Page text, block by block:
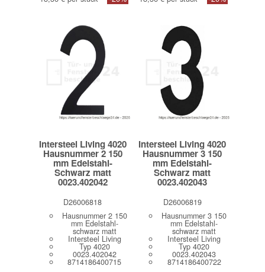
Intersteel Living 4020
Hausnummer 2 150
mm Edelstahl-
Schwarz matt
0023.402042
D26006818
Hausnummer 2 150
mm Edelstahl-
schwarz matt
Intersteel Living
Typ 4020
0023.402042
8714186400715
Intersteel Living 4020
Hausnummer 3 150
mm Edelstahl-
Schwarz matt
0023.402043
D26006819
Hausnummer 3 150
mm Edelstahl-
schwarz matt
Intersteel Living
Typ 4020
0023.402043
8714186400722